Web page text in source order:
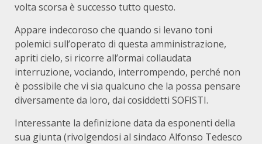
volta scorsa è successo tutto questo.
Appare indecoroso che quando si levano toni
polemici sull’operato di questa amministrazione,
apriti cielo, si ricorre all’ormai collaudata
interruzione, vociando, interrompendo, perché non
è possibile che vi sia qualcuno che la possa pensare
diversamente da loro, dai cosiddetti SOFISTI.
Interessante la definizione data da esponenti della
sua giunta (rivolgendosi al sindaco Alfonso Tedesco